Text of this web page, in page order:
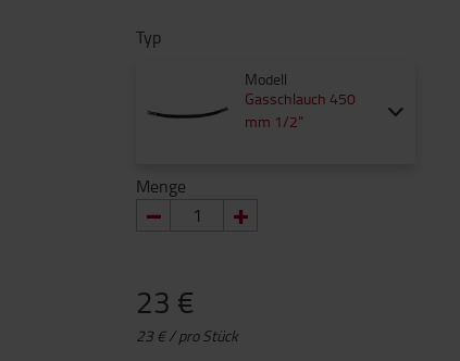
Typ
Modell
Gasschlauch 450
mm 1/2"
Menge
23 €
23 € / pro Stück